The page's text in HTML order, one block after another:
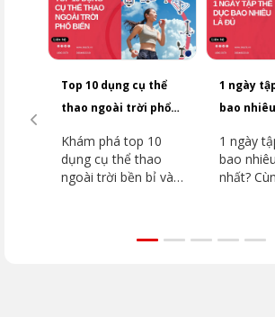
Top 10 dụng cụ thể
thao ngoài trời phổ
nhất
Khám phá top 10
dụng cụ thể thao
ngoài trời bền bỉ và
1 ngày
bao
1 ngày
bao
nhất?